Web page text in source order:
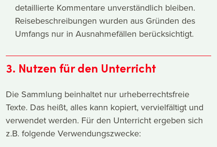
detaillierte Kommentare unverständlich bleiben.
Reisebeschreibungen wurden aus Gründen des
Umfangs nur in Ausnahmefällen berücksichtigt.
3. Nutzen für den Unterricht
Die Sammlung beinhaltet nur urheberrechtsfreie
Texte. Das heißt, alles kann kopiert, vervielfältigt und
verwendet werden. Für den Unterricht ergeben sich
z.B. folgende Verwendungszwecke: